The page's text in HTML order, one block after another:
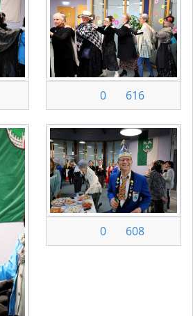
0 616
0 608